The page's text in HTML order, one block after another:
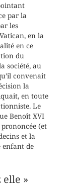
par la
les
en la
en ce
du
société, au
convenait
la
en toute
Le
Benoît XVI
(et
et la
enfant de
elle »